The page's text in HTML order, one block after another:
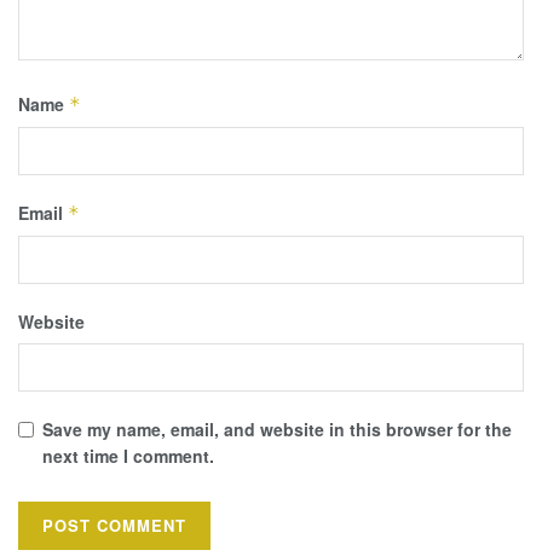
Name *
Email *
Website
Save my name, email, and website in this browser for the
next time I comment.